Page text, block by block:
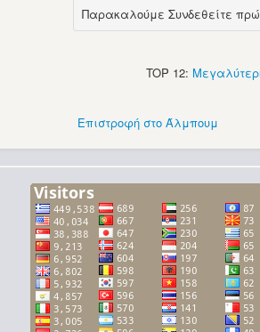
Παρακαλούμε Συνδεθείτε
TOP 12:
Επιστροφή στο Άλμπουμ